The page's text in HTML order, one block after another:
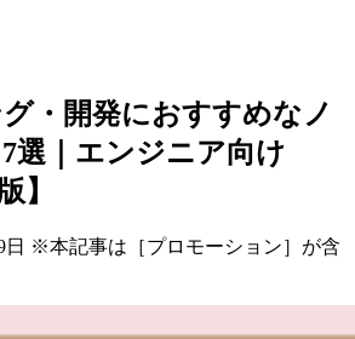
・開発におすすめなノ
選｜エンジニア向け
】
※本記事は［プロモーション］が含